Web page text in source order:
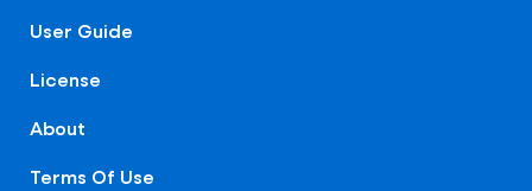
User Guide
License
About
Terms Of Use